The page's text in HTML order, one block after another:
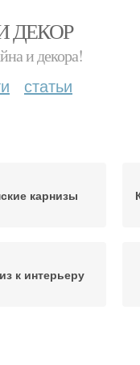
ДЕКОР
и декора!
статьи
карнизы
к интерьеру